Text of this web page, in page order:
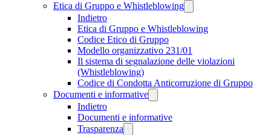
Etica di Gruppo e Whistleblowing
Indietro
Etica di Gruppo e Whistleblowing
Codice Etico di Gruppo
Modello organizzativo 231/01
Il sistema di segnalazione delle violazioni
(Whistleblowing)
Codice di Condotta Anticorruzione di Gruppo
Documenti e informative
Indietro
Documenti e informative
Trasparenza